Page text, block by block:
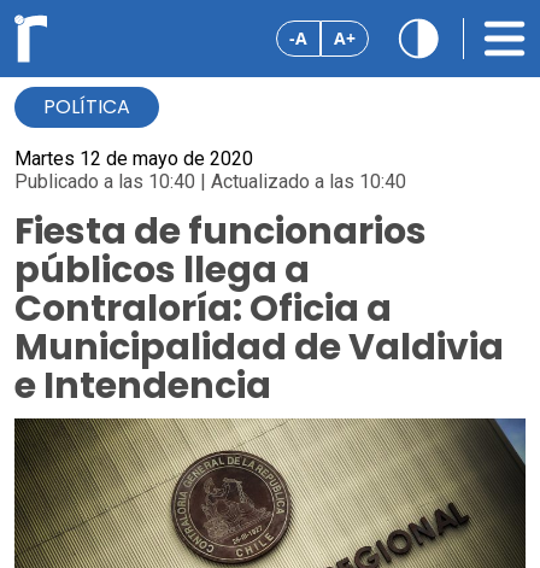
-A A+
POLÍTICA
Martes 12 de mayo de 2020
Publicado a las 10:40 | Actualizado a las 10:40
Fiesta de funcionarios
públicos llega a
Contraloría: Oficia a
Municipalidad de Valdivia
e Intendencia